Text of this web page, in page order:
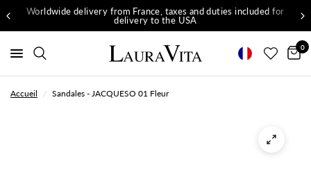
Worldwide delivery from France, taxes and duties included for
delivery to the USA
0
Accueil / Sandales - JACQUESO 01 Fleur